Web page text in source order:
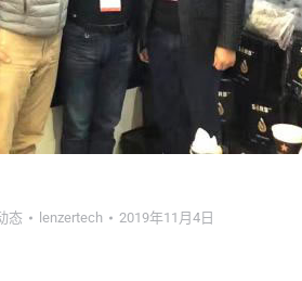
态 lenzertech 2019年11月4日